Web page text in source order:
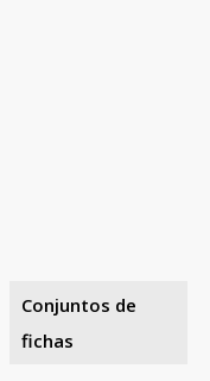
Conjuntos de
fichas